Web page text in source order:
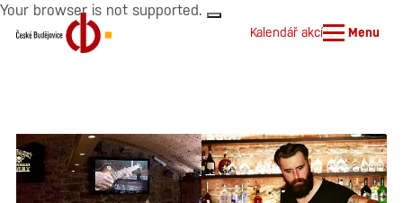
Your browser is not supported.
Kalendář akcí Menu